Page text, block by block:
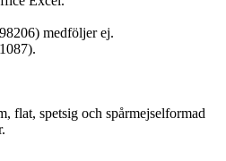
medföljer ej.
flat, spetsig och spårmejselformad